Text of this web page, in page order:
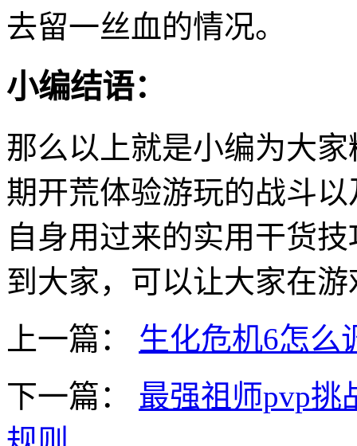
去留一丝血的情况。
小编结语：
那么以上就是小编为大
期开荒体验游玩的战斗
自身用过来的实用干货
到大家，可以让大家在
上一篇：
生化危机6怎么
下一篇：
最强祖师pvp挑